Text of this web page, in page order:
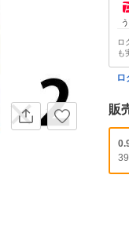
ロ
も
ロ
販